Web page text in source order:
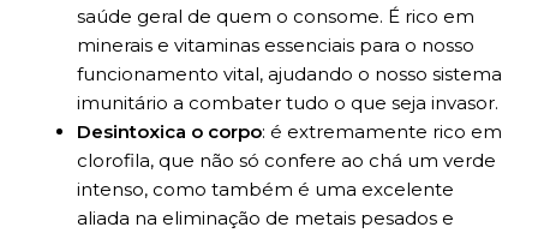
saúde geral de quem o consome. É rico em
minerais e vitaminas essenciais para o nosso
funcionamento vital, ajudando o nosso sistema
imunitário a combater tudo o que seja invasor.
Desintoxica o corpo: é extremamente rico em
clorofila, que não só confere ao chá um verde
intenso, como também é uma excelente
aliada na eliminação de metais pesados e